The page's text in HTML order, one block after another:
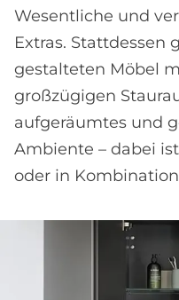
Wesentliche und
Extras. Stattdessen
gestalteten Möbel
großzügigen
aufgeräumtes und
Ambiente – dabei
oder in